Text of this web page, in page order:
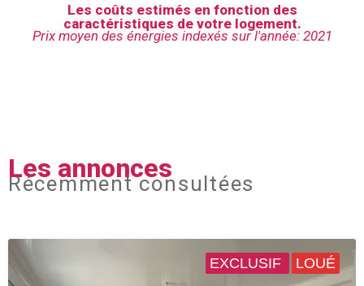
Les coûts estimés en fonction des
caractéristiques de votre logement.
Prix moyen des énergies indexés sur l'année: 2021
Les annonces
Récemment consultées
EXCLUSIF LOUÉ